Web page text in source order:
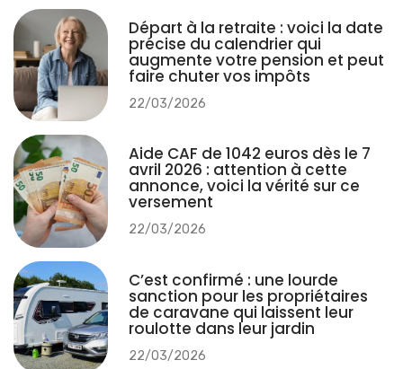
Départ à la retraite : voici la date
précise du calendrier qui
augmente votre pension et peut
faire chuter vos impôts
22/03/2026
Aide CAF de 1042 euros dès le 7
avril 2026 : attention à cette
annonce, voici la vérité sur ce
versement
22/03/2026
C’est confirmé : une lourde
sanction pour les propriétaires
de caravane qui laissent leur
roulotte dans leur jardin
22/03/2026